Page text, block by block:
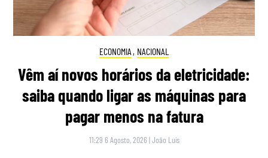
ECONOMIA , NACIONAL
Vêm aí novos horários da eletricidade:
saiba quando ligar as máquinas para
pagar menos na fatura
11:29 6 Agosto, 2026 |João Luís